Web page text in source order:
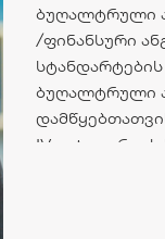
ბუღალტრული
/ფინანსური
ბუღალტრული
IV კატეგორიის